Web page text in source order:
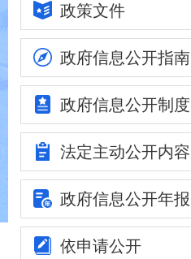
政策文件
政府信息公开指南
政府信息公开制度
法定主动公开内容
政府信息公开年报
依申请公开